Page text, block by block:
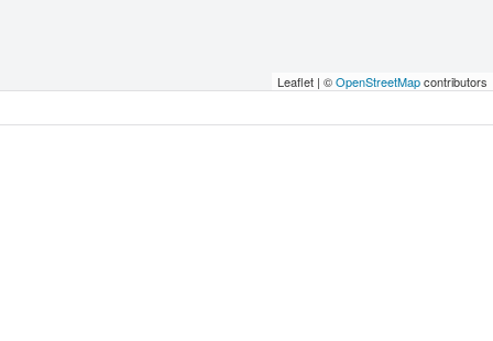
Leaflet | ©OpenStreetMapcontributors